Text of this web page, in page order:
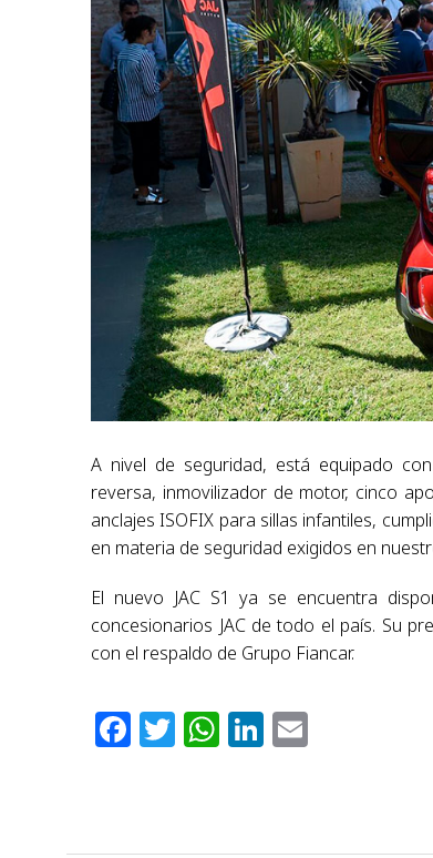
A nivel de seguridad, está equipado
reversa, inmovilizador de motor, cinco
anclajes ISOFIX para sillas infantiles,
en materia de seguridad exigidos en
El nuevo JAC S1 ya se encuentra
concesionarios JAC de todo el país. Su
con el respaldo de Grupo Fiancar.
Facebook
Twitter
WhatsApp
LinkedIn